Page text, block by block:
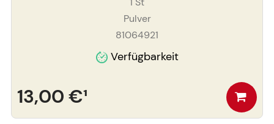
Pulver
81064921
Verfügbarkeit
13,00 €¹